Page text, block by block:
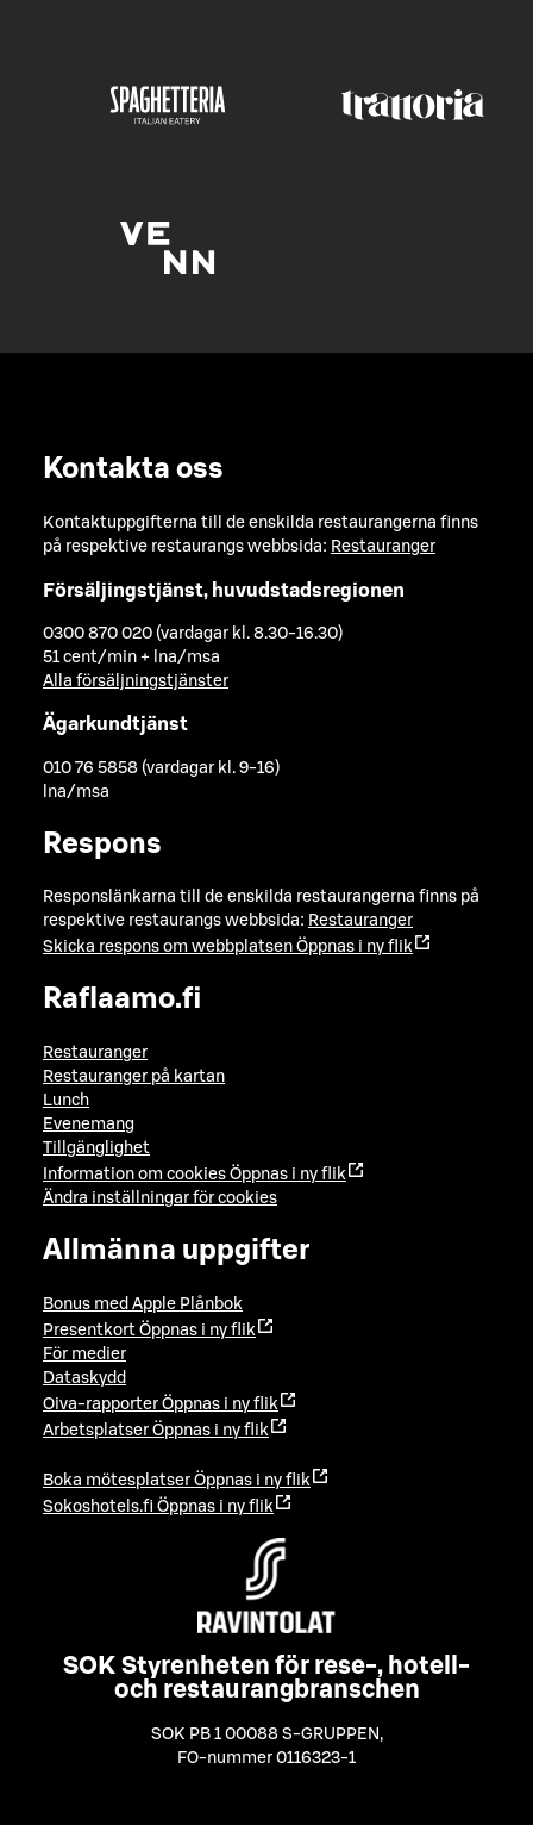
Kontakta oss
Kontaktuppgifterna till de enskilda restaurangerna finns
på respektive restaurangs webbsida: Restauranger
Försäljingstjänst, huvudstadsregionen
0300 870 020 (vardagar kl. 8.30-16.30)
51 cent/min + lna/msa
Alla försäljningstjänster
Ägarkundtjänst
010 76 5858 (vardagar kl. 9-16)
lna/msa
Respons
Responslänkarna till de enskilda restaurangerna finns på
respektive restaurangs webbsida: Restauranger
Skicka respons om webbplatsen Öppnas i ny flik
Raflaamo.fi
Restauranger
Restauranger på kartan
Lunch
Evenemang
Tillgänglighet
Information om cookies Öppnas i ny flik
Ändra inställningar för cookies
Allmänna uppgifter
Bonus med Apple Plånbok
Presentkort Öppnas i ny flik
För medier
Dataskydd
Oiva-rapporter Öppnas i ny flik
Arbetsplatser Öppnas i ny flik
Boka mötesplatser Öppnas i ny flik
Sokoshotels.fi Öppnas i ny flik
SOK Styrenheten för rese-, hotell-
och restaurangbranschen
SOK PB 1 00088 S-GRUPPEN ,
FO-nummer 0116323-1